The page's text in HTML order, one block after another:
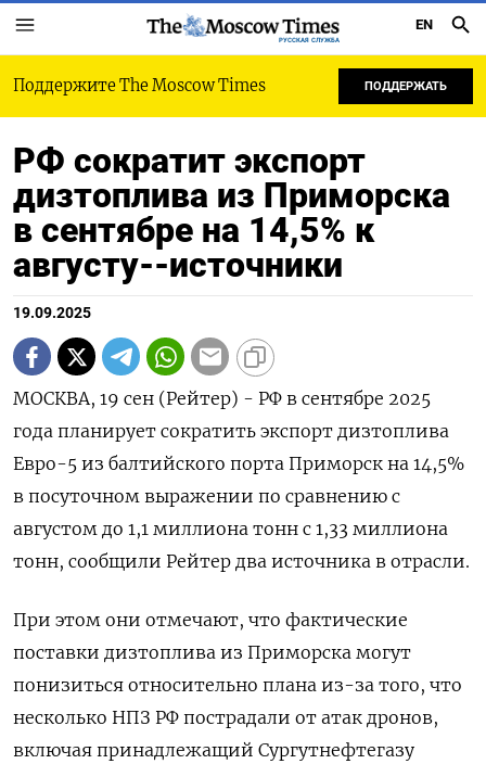
РУССКАЯ СЛУЖБА
EN
Поддержите The Moscow Times ПОДДЕРЖАТЬ
РФ сократит экспорт
дизтоплива из Приморска
в сентябре на 14,5% к
августу--источники
19.09.2025
МОСКВА, 19 сен (Рейтер) - РФ в сентябре 2025
года планирует сократить экспорт дизтоплива
Евро-5 из балтийского порта Приморск на 14,5%
в посуточном выражении по сравнению с
августом до 1,1 миллиона тонн с 1,33 миллиона
тонн, сообщили Рейтер два источника в отрасли.
При этом они отмечают, что фактические
поставки дизтоплива из Приморска могут
понизиться относительно плана из-за того, что
несколько НПЗ РФ пострадали от атак дронов,
включая принадлежащий Сургутнефтегазу